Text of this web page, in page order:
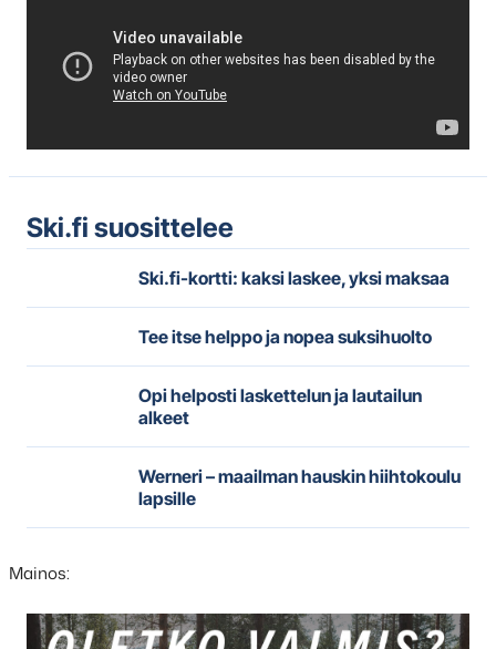
Ski.fi suosittelee
Ski.fi-kortti: kaksi laskee, yksi maksaa
Tee itse helppo ja nopea suksihuolto
Opi helposti laskettelun ja lautailun
alkeet
Werneri – maailman hauskin hiihtokoulu
lapsille
Mainos: